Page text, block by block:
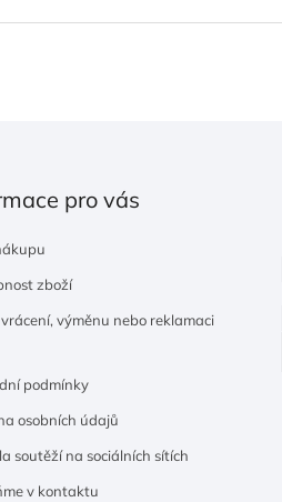
pro vás
zboží
vrácení, výměnu nebo reklamaci
podmínky
osobních údajů
soutěží na sociálních sítích
v kontaktu